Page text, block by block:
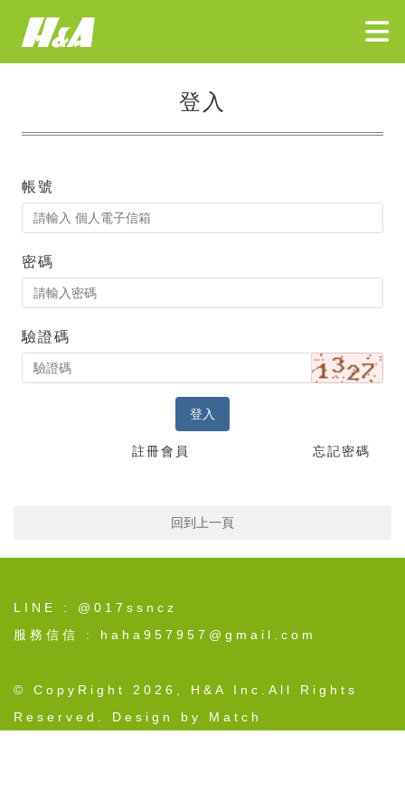
登入
帳號
密碼
驗證碼
登入
註冊會員 忘記密碼
回到上一頁
LINE : @017ssncz
服務信信 : haha957957@gmail.com
© CopyRight 2026, H&A Inc.All Rights
Reserved. Design by Match